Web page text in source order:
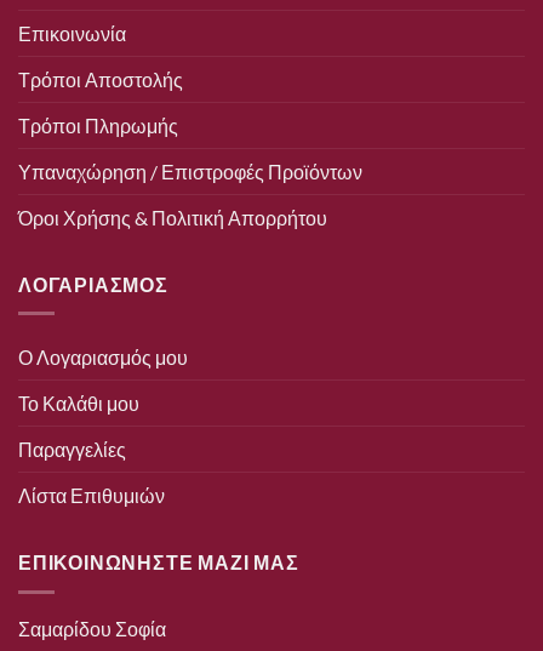
Επικοινωνία
Τρόποι Αποστολής
Τρόποι Πληρωμής
Υπαναχώρηση / Επιστροφές Προϊόντων
Όροι Χρήσης & Πολιτική Απορρήτου
ΛΟΓΑΡΙΑΣΜΟΣ
Ο Λογαριασμός μου
Το Καλάθι μου
Παραγγελίες
Λίστα Επιθυμιών
ΕΠΙΚΟΙΝΩΝΗΣΤΕ ΜΑΖΙ ΜΑΣ
Σαμαρίδου Σοφία